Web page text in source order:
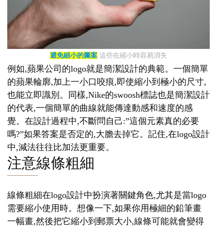
避免細小的圖案 這些在縮小時容易消失
例如,蘋果公司的logo就是簡潔設計的典範。一個簡單
的蘋果輪廓,加上一小口咬痕,即使縮小到極小的尺寸,
也能立即識別。同樣,Nike的swoosh標誌也是簡潔設計
的代表,一個簡單的曲線就能傳達動感和速度的感
覺。在設計過程中,不斷問自己:”這個元素真的必要
嗎?”如果答案是否定的,大膽去掉它。記住,在logo設計
中,減法往往比加法更重要。
注意線條粗細
線條粗細在logo設計中扮演著關鍵角色,尤其是當logo
需要縮小使用時。想像一下,如果你用極細的鉛筆畫
一幅畫,然後把它縮小到郵票大小,線條可能就會變得